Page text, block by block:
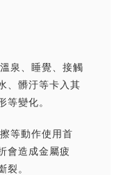
泉、睡覺、接觸
、髒汙等卡入其
變化。
等動作使用首
會造成金屬疲
。